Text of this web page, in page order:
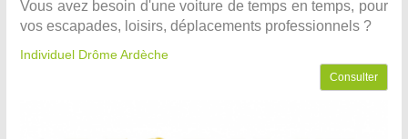
Vous avez besoin d'une voiture de temps en temps, pour
vos escapades, loisirs, déplacements professionnels ?
Individuel Drôme Ardèche
Consulter